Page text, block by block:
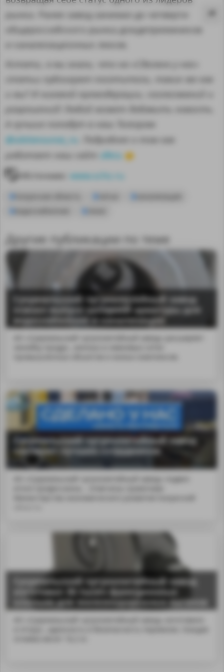
рынка. Ранее завод занимал до четверти
общероссийского рынка дождеприемников
и канализационных люков.
Кстати, а вы знали, что на «Сделано у нас»
статьи публикуют посетители, такие же как
и вы? И никакой премодерации, согласований и
разрешений! Любой может добавить новость.
А лучшие попадут в наш Телеграм
@sdelanounas_ru
. Подробнее о том как
работает наш сайт
здесь 👈
Источник:
www.schz.ru
Другие публикации по теме
Сукремльский чугунолитейный завод
освоил выпуск запорной арматуры для
водоснабжения и канализации
Сукремльский чугунолитейный завод
чествуют лучших сотрудников
Сукремльский чугунолитейный завод
изготовил 30 тысяч фрикционных
клиньев для железнодорожных вагонов